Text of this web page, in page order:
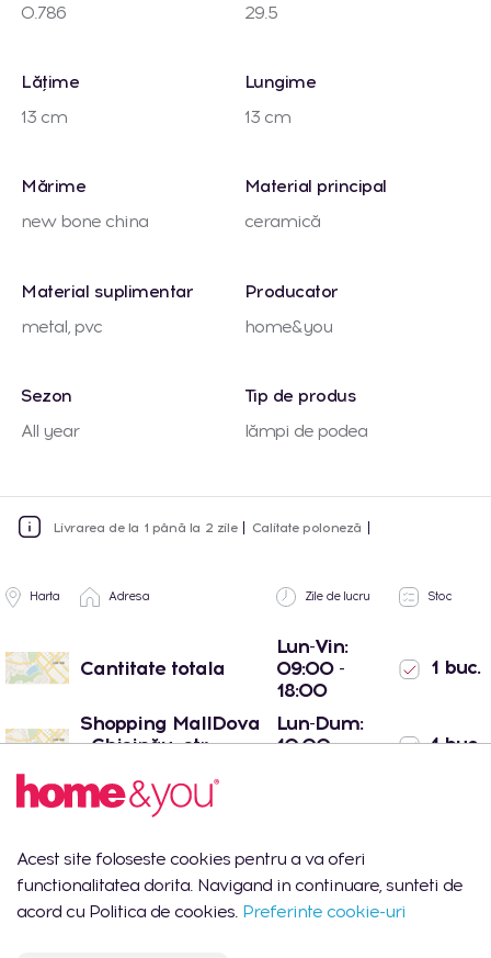
0.786
29.5
Lățime
13 cm
Lungime
13 cm
Mărime
new bone china
Material principal
ceramică
Material suplimentar
metal, pvc
Producator
home&you
Sezon
All year
Tip de produs
lămpi de podea
Livrarea de la 1 până la 2 zile Calitate poloneză
Harta Adresa Zile de lucru Stoc
Cantitate totala
Lun-Vin:
09:00 -
18:00
1 buc.
Shopping MallDova
- Chișinău, str.
Lun-Dum:
10:00 -
1 buc.
Port Mall -
Chișinău, str. Mihail
Acest site foloseste cookies pentru a va oferi
functionalitatea dorita. Navigand in continuare, sunteti de
acord cu Politica de cookies. Preferinte cookie-uri